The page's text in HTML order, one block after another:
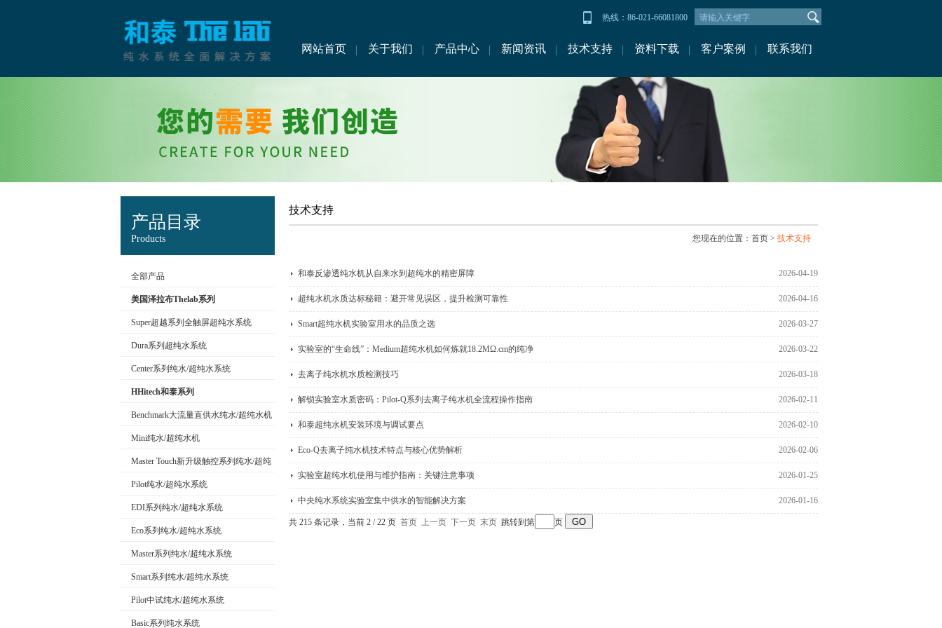
热线：86-021-66081800
网站首页 关于我们 产品中心 新闻资讯 技术支持 资料下载 客户案例 联系我们
产品目录
Products
全部产品
美国泽拉布Thelab系列
Super超越系列全触屏超纯水系统
Dura系列超纯水系统
Center系列纯水/超纯水系统
HHitech和泰系列
Benchmark大流量直供水纯水/超纯水机
Mini纯水/超纯水机
Master Touch新升级触控系列纯水/超纯
水系统
Pilot纯水/超纯水系统
EDI系列纯水/超纯水系统
Eco系列纯水/超纯水系统
Master系列纯水/超纯水系统
Smart系列纯水/超纯水系统
Pilot中试纯水/超纯水系统
Basic系列纯水系统
技术支持
您现在的位置： 首页 > 技术支持
和泰反渗透纯水机从自来水到超纯水的精密屏障 2026-04-19
超纯水机水质达标秘籍：避开常见误区，提升检测可靠性 2026-04-16
Smart超纯水机实验室用水的品质之选 2026-03-27
实验室的“生命线”：Medium超纯水机如何炼就18.2MΩ.cm的纯净 2026-03-22
去离子纯水机水质检测技巧 2026-03-18
解锁实验室水质密码：Pilot-Q系列去离子纯水机全流程操作指南 2026-02-11
和泰超纯水机安装环境与调试要点 2026-02-10
Eco-Q去离子纯水机技术特点与核心优势解析 2026-02-06
实验室超纯水机使用与维护指南：关键注意事项 2026-01-25
中央纯水系统实验室集中供水的智能解决方案 2026-01-16
共 215 条记录，当前 2 / 22 页 首页 上一页 下一页 末页 跳转到第 页